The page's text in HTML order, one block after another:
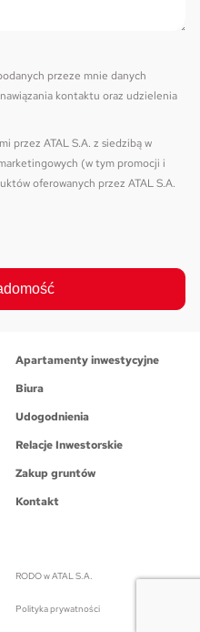
przeze mnie danych
kontaktu oraz udzielenia
przez ATAL S.A. z siedzibą w
(w tym promocji i
oferowanych przez ATAL S.A.
Apartamenty inwestycyjne
Biura
Udogodnienia
Relacje Inwestorskie
Zakup gruntów
Kontakt
RODO w ATAL S.A.
Polityka prywatności